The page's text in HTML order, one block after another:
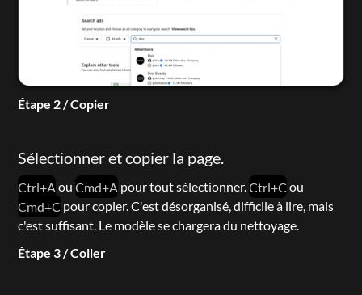
Étape 2 / Copier
Sélectionner et copier la page.
Ctrl+A ou Cmd+A pour tout sélectionner. Ctrl+C
Cmd+C pour copier. C'est désorganisé, difficile à lire, mais
c'est suffisant. Le modèle se chargera du nettoyage.
Étape 3 / Coller